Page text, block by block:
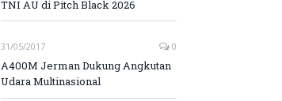
TNI AU di Pitch Black 2026
31/05/2017 0
A400M Jerman Dukung Angkutan
Udara Multinasional